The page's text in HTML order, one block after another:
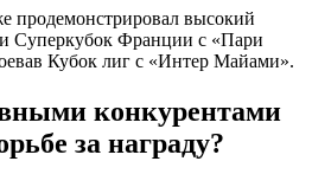
продемонстрировал высокий
Суперкубок Франции с «Пари
Кубок лиг с «Интер Майами».
конкурентами
за награду?